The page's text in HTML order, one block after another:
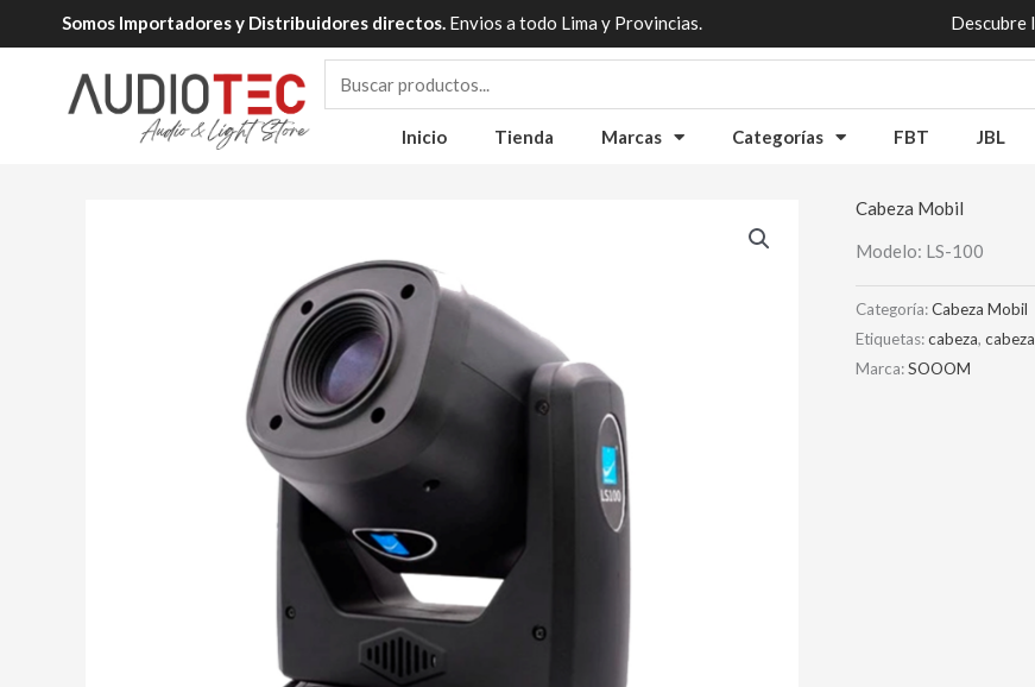
al
Somos Importadores y Distribuidores directos. Envios a todo Lima y Provincias. Descubre
Inicio Tienda Marcas Categorías FBT JBL
Cabeza Mobil
Modelo: LS-100
Categoría:Cabeza Mobil
Etiquetas:cabeza,
Marca:SOOOM